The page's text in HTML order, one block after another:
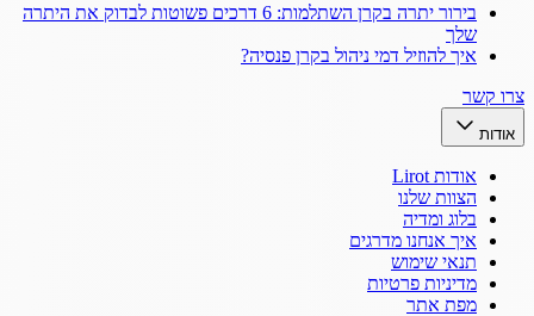
בירור יתרה בקרן השתלמות: 6 דרכים פשוטות לבדוק את היתרה
שלך
איך להוזיל דמי ניהול בקרן פנסיה?
צרו קשר
אודות
אודות Lirot
הצוות שלנו
בלוג ומדיה
איך אנחנו מדרגים
תנאי שימוש
מדיניות פרטיות
מפת אתר